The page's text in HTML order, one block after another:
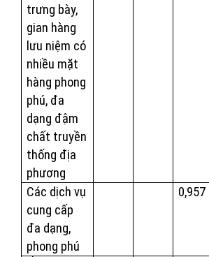
trưng bày,
gian hàng
lưu niệm có
nhiều mặt
hàng phong
phú, đa
dạng đậm
chất truyền
thống địa
phương
Các dịch vụ
cung cấp
đa dạng,
phong phú
0,957